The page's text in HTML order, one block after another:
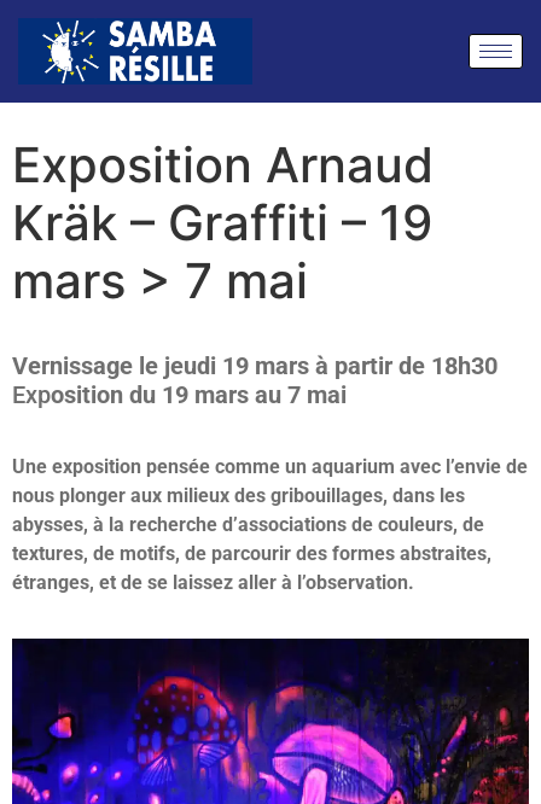
Exposition Arnaud
Kräk – Graffiti – 19
mars > 7 mai
Vernissage le jeudi 19 mars à partir de 18h30
Exposition du 19 mars au 7 mai
Une exposition pensée comme un aquarium avec l’envie de
nous plonger aux milieux des gribouillages, dans les
abysses, à la recherche d’associations de couleurs, de
textures, de motifs, de parcourir des formes abstraites,
étranges, et de se laissez aller à l’observation.